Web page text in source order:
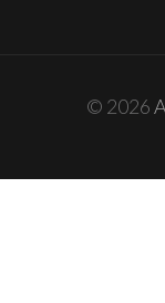
© 2026